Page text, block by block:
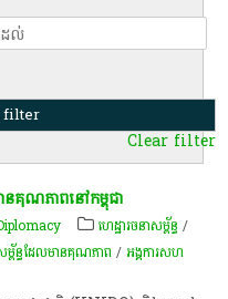
Clear filter
ានគុណភាពនៅកម្ពុជា
ហេដ្ឋារចនាសម្ព័ន្ធ /
ម្ព័ន្ធដែលមានគុណភាព /អង្គការសហ